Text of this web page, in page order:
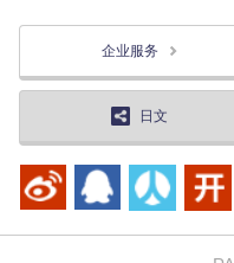
企业服务
日文